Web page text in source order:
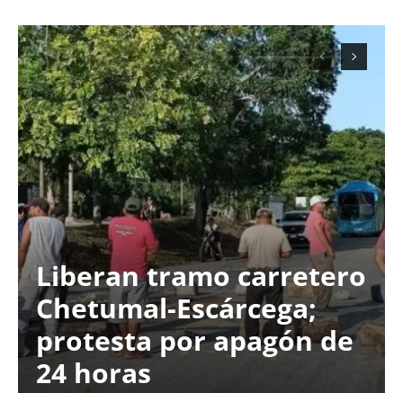
Liberan tramo carretero
Chetumal-Escárcega;
protesta por apagón de
24 horas